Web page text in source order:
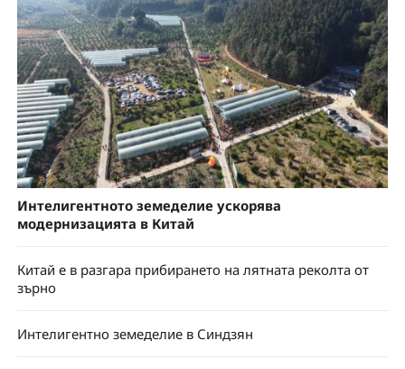
Интелигентното земеделие ускорява
модернизацията в Китай
Китай е в разгара прибирането на лятната реколта от
зърно
Интелигентно земеделие в Синдзян